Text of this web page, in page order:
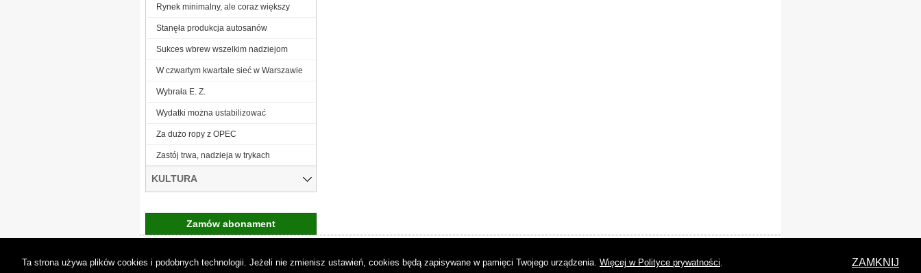
Rynek minimalny, ale coraz większy
Stanęła produkcja autosanów
Sukces wbrew wszelkim nadziejom
W czwartym kwartale sieć w Warszawie
Wybrała E. Z.
Wydatki można ustabilizować
Za dużo ropy z OPEC
Zastój trwa, nadzieja w trykach
KULTURA
Zamów abonament
Ta strona używa plików cookies i podobnych technologii. Jeżeli nie zmienisz ustawień, cookies będą zapisywane w pamięci Twojego urządzenia. Więcej w Polityce prywatności. ZAMKNIJ